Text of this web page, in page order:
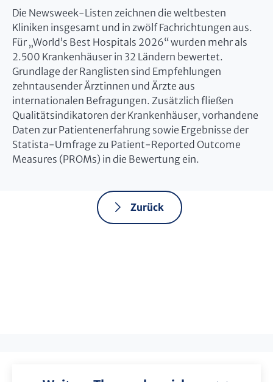
Die Newsweek-Listen zeichnen die weltbesten
Kliniken insgesamt und in zwölf Fachrichtungen aus.
Für „World’s Best Hospitals 2026“ wurden mehr als
2.500 Krankenhäuser in 32 Ländern bewertet.
Grundlage der Ranglisten sind Empfehlungen
zehntausender Ärztinnen und Ärzte aus
internationalen Befragungen. Zusätzlich fließen
Qualitätsindikatoren der Krankenhäuser, vorhandene
Daten zur Patientenerfahrung sowie Ergebnisse der
Statista-Umfrage zu Patient-Reported Outcome
Measures (PROMs) in die Bewertung ein.
Zurück